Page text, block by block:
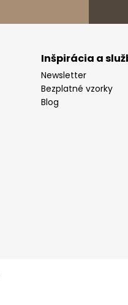
Inšpirácia a
Newsletter
Bezplatné vzorky
Blog